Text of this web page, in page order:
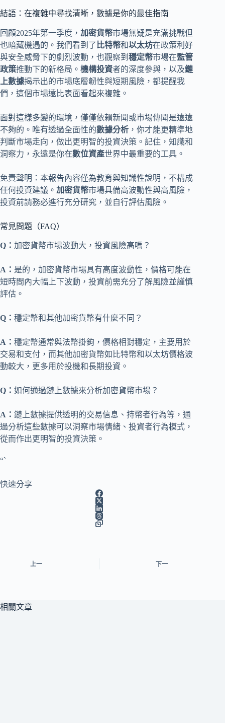
結語：在複雜中尋找清晰，數據是你的最佳指南
回顧2025年第一季度， 加密貨幣市場無疑是充滿挑戰但
也暗藏機遇的。我們看到了 比特幣和以太坊在政策利好
與安全威脅下的劇烈波動，也觀察到 穩定幣市場在監管
政策推動下的新格局。 機構投資者的深度參與，以及鏈
上數據揭示出的市場底層韌性與短期風險，都提醒我
們，這個市場遠比表面看起來複雜。
面對這樣多變的環境，僅僅依賴新聞或市場傳聞是遠遠
不夠的。唯有透過全面性的數據分析 ，你才能更精準地
判斷市場走向，做出更明智的投資決策。記住，知識和
洞察力，永遠是你在數位資產世界中最重要的工具。
免責聲明：本報告內容僅為教育與知識性說明，不構成
任何投資建議。 加密貨幣市場具備高波動性與高風險，
投資前請務必進行充分研究，並自行評估風險。
常見問題（FAQ）
Q： 加密貨幣市場波動大，投資風險高嗎？
A： 是的，加密貨幣市場具有高度波動性，價格可能在
短時間內大幅上下波動，投資前需充分了解風險並謹慎
評估。
Q： 穩定幣和其他加密貨幣有什麼不同？
A： 穩定幣通常與法幣掛鉤，價格相對穩定，主要用於
交易和支付，而其他加密貨幣如比特幣和以太坊價格波
動較大，更多用於投機和長期投資。
Q： 如何通過鏈上數據來分析加密貨幣市場？
A： 鏈上數據提供透明的交易信息、持幣者行為等，通
過分析這些數據可以洞察市場情緒、投資者行為模式，
從而作出更明智的投資決策。
“`
快速分享
上一 下一
相關文章